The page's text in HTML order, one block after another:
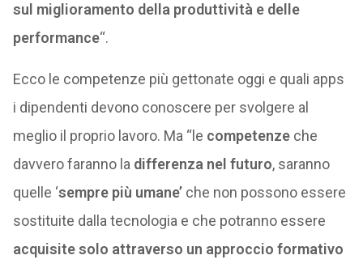
sul miglioramento della produttività e delle
performance“.
Ecco le competenze più gettonate oggi e quali apps
i dipendenti devono conoscere per svolgere al
meglio il proprio lavoro. Ma “le competenzeche
davvero faranno la differenza nel futuro, saranno
quelle ‘sempre più umane’che non possono essere
sostituite dalla tecnologia e che potranno essere
acquisite solo attraverso un approccio formativo